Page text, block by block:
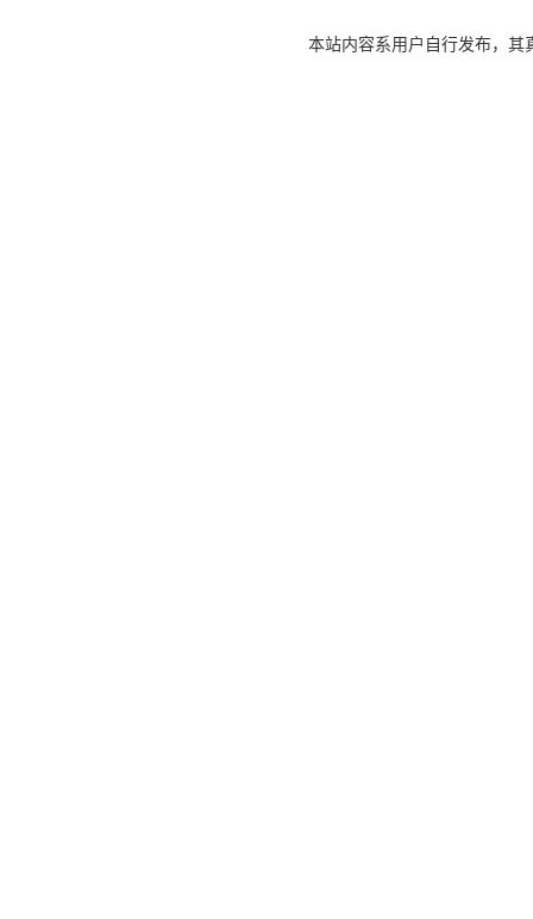
本站内容系用户自行发布，其